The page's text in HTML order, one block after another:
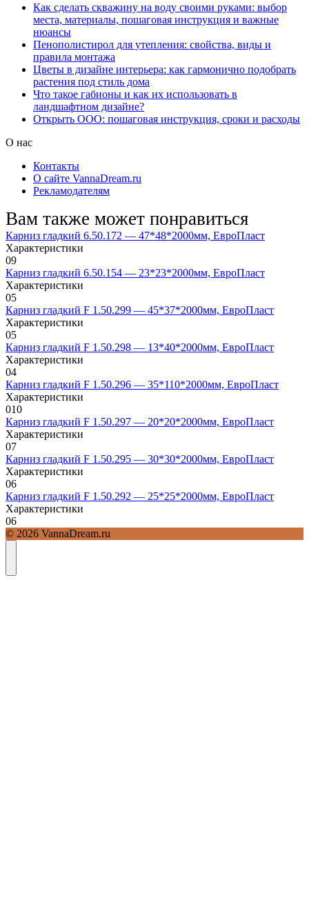
Как сделать скважину на воду своими руками: выбор
места, материалы, пошаговая инструкция и важные
нюансы
Пенополистирол для утепления: свойства, виды и
правила монтажа
Цветы в дизайне интерьера: как гармонично подобрать
растения под стиль дома
Что такое габионы и как их использовать в
ландшафтном дизайне?
Открыть ООО: пошаговая инструкция, сроки и расходы
О нас
Контакты
О сайте VannaDream.ru
Рекламодателям
Вам также может понравиться
Карниз гладкий 6.50.172 — 47*48*2000мм, ЕвроПласт
Характеристики
09
Карниз гладкий 6.50.154 — 23*23*2000мм, ЕвроПласт
Характеристики
05
Карниз гладкий F 1.50.299 — 45*37*2000мм, ЕвроПласт
Характеристики
05
Карниз гладкий F 1.50.298 — 13*40*2000мм, ЕвроПласт
Характеристики
04
Карниз гладкий F 1.50.296 — 35*110*2000мм, ЕвроПласт
Характеристики
010
Карниз гладкий F 1.50.297 — 20*20*2000мм, ЕвроПласт
Характеристики
07
Карниз гладкий F 1.50.295 — 30*30*2000мм, ЕвроПласт
Характеристики
06
Карниз гладкий F 1.50.292 — 25*25*2000мм, ЕвроПласт
Характеристики
06
© 2026 VannaDream.ru